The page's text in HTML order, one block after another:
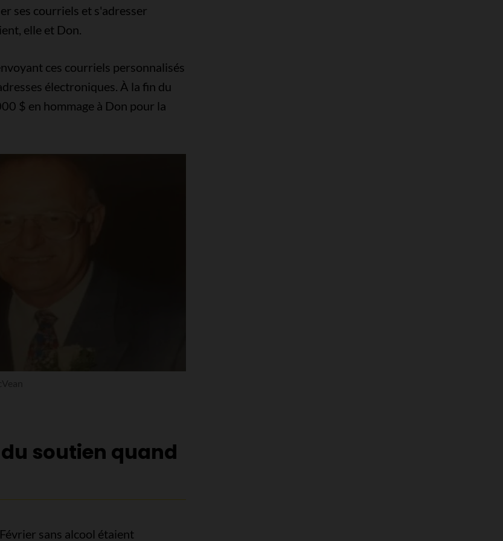
ses courriels et s'adresser
elle et Don.
ces courriels personnalisés
électroniques. À la fin du
$ en hommage à Don pour la
soutien quand
sans alcool étaient